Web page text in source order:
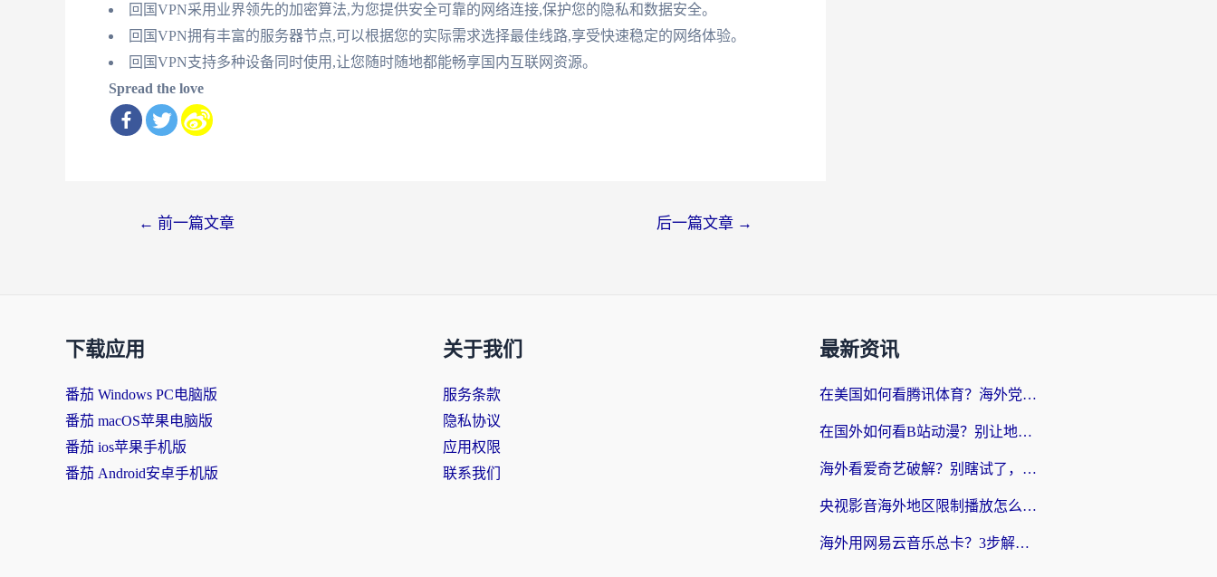
回国VPN采用业界领先的加密算法,为您提供安全可靠的网络连接,保护您的隐私和数据安全。
回国VPN拥有丰富的服务器节点,可以根据您的实际需求选择最佳线路,享受快速稳定的网络体验。
回国VPN支持多种设备同时使用,让您随时随地都能畅享国内互联网资源。
Spread the love
← 前一篇文章 后一篇文章 →
下载应用
番茄 Windows PC电脑版
番茄 macOS苹果电脑版
番茄 ios苹果手机版
番茄 Android安卓手机版
关于我们
服务条款
隐私协议
应用权限
联系我们
最新资讯
在美国如何看腾讯体育？海外党解锁NBA欧洲杯直播的终极攻略
在国外如何看B站动漫？别让地区限制打断你的追番节奏
海外看爱奇艺破解？别瞎试了，这才是留学生华人追剧看球的正确打开方式
央视影音海外地区限制播放怎么办？海外党亲测有效的回国加速指南
海外用网易云音乐总卡？3步解决版权限制+卡顿，还能听喜马拉雅！